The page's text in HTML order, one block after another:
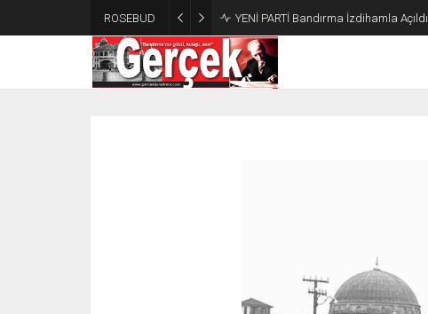
ROSEBUD YENİ PARTİ Bandırma İzdihamla Açıldı